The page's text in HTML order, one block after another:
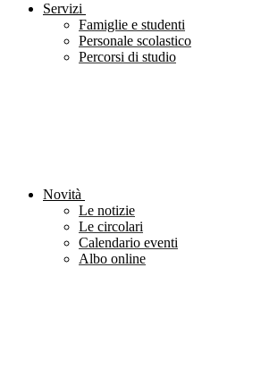
Servizi
Famiglie e studenti
Personale scolastico
Percorsi di studio
Novità
Le notizie
Le circolari
Calendario eventi
Albo online